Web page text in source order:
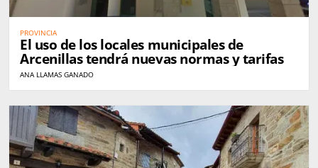
PROVINCIA
El uso de los locales municipales de
Arcenillas tendrá nuevas normas y tarifas
ANA LLAMAS GANADO